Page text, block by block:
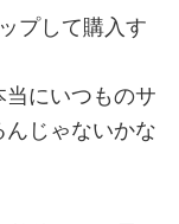
プして購入す
にいつものサ
んじゃないかな